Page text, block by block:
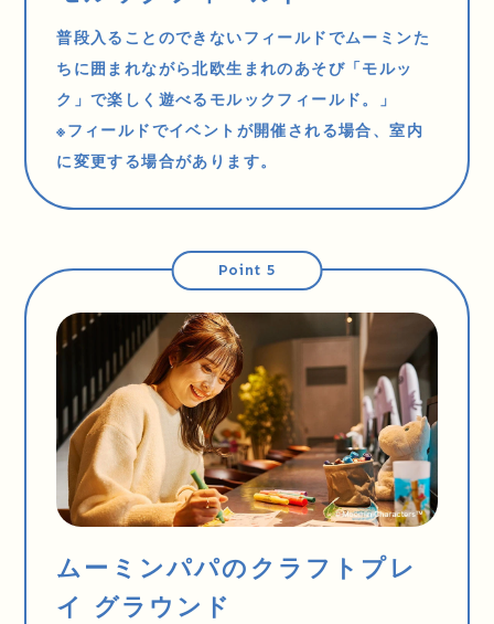
普段入ることのできないフィールドでムーミンた
ちに囲まれながら北欧生まれのあそび「モルッ
ク」で楽しく遊べるモルックフィールド。」
※フィールドでイベントが開催される場合、室内
に変更する場合があります。
Point 5
ムーミンパパのクラフトプレ
イ グラウンド